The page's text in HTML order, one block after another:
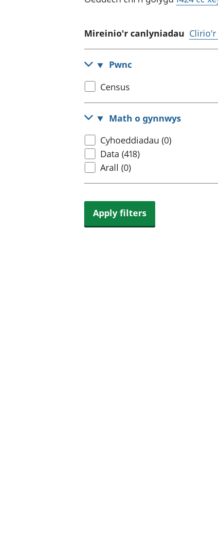
Mireinio'r canlyniadau Clirio'r
Pwnc
Select
census
topic
Census
Math o gynnwys
Select
content
type
Cyhoeddiadau (0)
Data (418)
Arall (0)
Apply filters